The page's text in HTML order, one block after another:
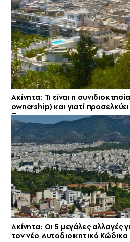
Ακίνητα: Τι είναι η
ownership) και γιατί
Ακίνητα: Οι 5 μεγάλες αλλαγές
τον νέο Αυτοδιοικητικό Κώδικα